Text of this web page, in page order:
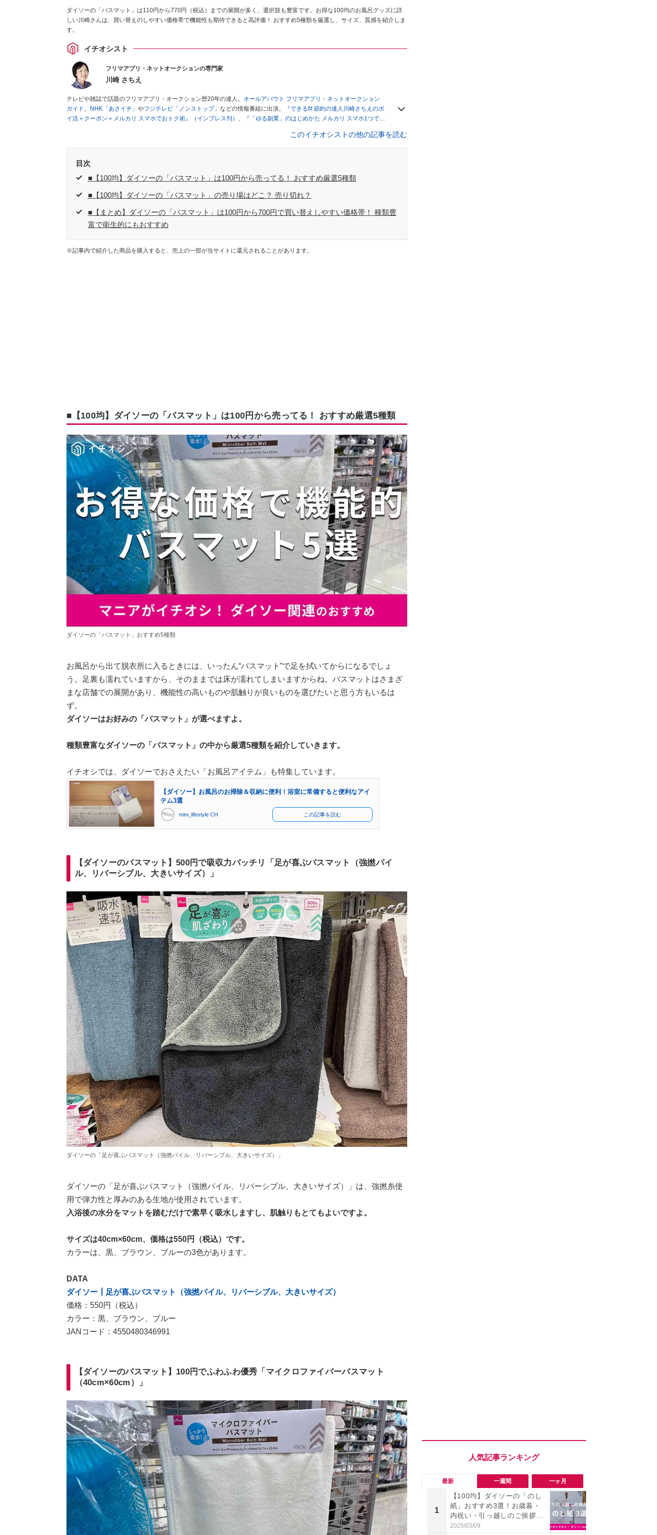
ダイソーの「バスマット」は110円から770円（税込）までの展開が多く、選択肢も豊富です。お得な100均のお風呂グッズに詳
しい川崎さんは、買い替えのしやすい価格帯で機能性も期待できると高評価！ おすすめ5種類を厳選し、サイズ、質感を紹介しま
す。
イチオシスト
フリマアプリ・ネットオークションの専門家
川崎 さちえ
テレビや雑誌で話題のフリマアプリ・オークション歴20年の達人。
オールアバウト フリマアプリ・ネットオークション
ガイド。 NHK「あさイチ」 やフジテレビ「ノンストップ」 などの情報番組に出演。
『できるfit 節約の達人川崎さちえのポ
イ活＋クーポン＋メルカリ スマホでおトク術』（インプレス刊） 、
『「ゆる副業」のはじめかた メルカリ スマホ1つでス
■経歴：2003年、夫が子育てをするために、突然会社を辞める。翌月からの給料が０円になり、家にいながら、しかも空
いた時間でできるオークションに目をつける。しかし、取引の仕方がわからずに、まずは落札者として参加。その後、出
を生活の一部に取り入れるべく、「ネットオークションやフリマアプリは生活のインフラになる」という考えを持つ。ま
た消費税増税の社会においては、ネットオークションやフリマアプリが家計の救世主になりえると考え、業者とは違う視
このイチオシストの他の記事を読む
目次
■【100均】ダイソーの「バスマット」は100円から売ってる！ おすすめ厳選5種類
■【100均】ダイソーの「バスマット」の売り場はどこ？ 売り切れ？
■【まとめ】ダイソーの「バスマット」は100円から700円で買い替えしやすい価格帯！ 種類豊
富で衛生的にもおすすめ
※記事内で紹介した商品を購入すると、売上の一部が当サイトに還元されることがあります。
■【100均】ダイソーの「バスマット」は100円から売ってる！ おすすめ厳選5種類
ダイソーの「バスマット」おすすめ5種類
お風呂から出て脱衣所に入るときには、いったん“バスマット”で足を拭いてからになるでしょ
う。足裏も濡れていますから、そのままでは床が濡れてしまいますからね。バスマットはさまざ
まな店舗での展開があり、機能性の高いものや肌触りが良いものを選びたいと思う方もいるは
ず。
ダイソーはお好みの「バスマット」が選べますよ。
種類豊富なダイソーの「バスマット」の中から厳選5種類を紹介していきます。
イチオシでは、ダイソーでおさえたい「お風呂アイテム」も特集しています。
【ダイソー】お風呂のお掃除＆収納に便利！浴室に常備すると便利なアイ
テム3選
mini_lifestyle CH この記事を読む
【ダイソーのバスマット】500円で吸収力バッチリ「足が喜ぶバスマット（強撚パイ
ル、リバーシブル、大きいサイズ）」
ダイソーの「足が喜ぶバスマット（強撚パイル、リバーシブル、大きいサイズ）」
ダイソーの「足が喜ぶバスマット（強撚パイル、リバーシブル、大きいサイズ）」は、強撚糸使
用で弾力性と厚みのある生地が使用されています。
入浴後の水分をマットを踏むだけで素早く吸水しますし、肌触りもとてもよいですよ。
サイズは40cm×60cm、価格は550円（税込）です。
カラーは、黒、ブラウン、ブルーの3色があります。
DATA
ダイソー┃足が喜ぶバスマット（強撚パイル、リバーシブル、大きいサイズ）
価格：550円（税込）
カラー：黒、ブラウン、ブルー
JANコード：4550480346991
【ダイソーのバスマット】100円でふわふわ優秀「マイクロファイバーバスマット
（40cm×60cm）」
最新 一週間 一ヶ月
1
【100均】ダイソーの「のし
紙」おすすめ3選！お歳暮・
内祝い・引っ越しのご挨拶に
活用できて◎売り場はどこ？
2025/03/09